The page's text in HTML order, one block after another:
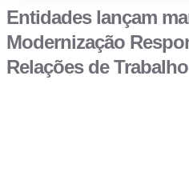
Entidades lançam
Modernização
Relações de